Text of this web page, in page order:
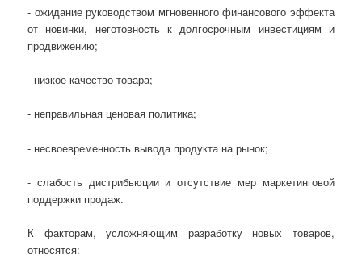
- ожидание руководством мгновенного финансового эффекта
от новинки, неготовность к долгосрочным инвестициям и
продвижению;
- низкое качество товара;
- неправильная ценовая политика;
- несвоевременность вывода продукта на рынок;
- слабость дистрибьюции и отсутствие мер маркетинговой
поддержки продаж.
К факторам, усложняющим разработку новых товаров,
относятся: